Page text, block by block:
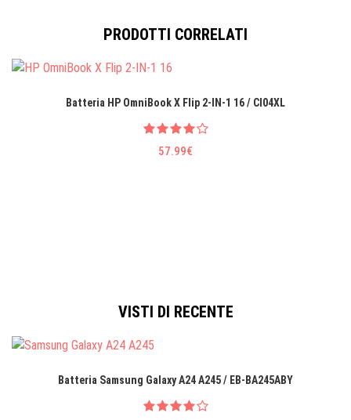
PRODOTTI CORRELATI
Batteria HP OmniBook X Flip 2-IN-1 16 / CI04XL
57.99€
VISTI DI RECENTE
Batteria Samsung Galaxy A24 A245 / EB-BA245ABY